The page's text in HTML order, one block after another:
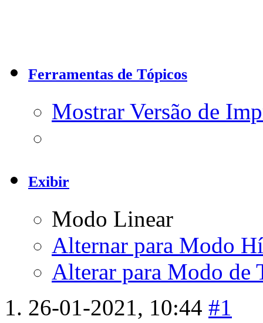
Ferramentas de Tópicos
Mostrar Versão de
Exibir
Modo Linear
Alternar para Modo
Alterar para Modo de
26-01-2021, 10:44 #1